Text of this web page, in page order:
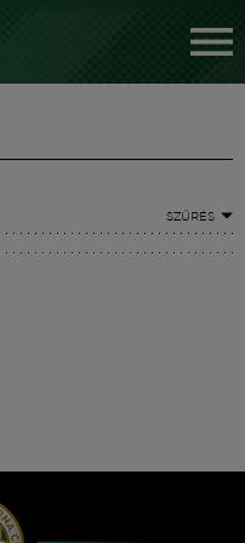
SZŰRÉS